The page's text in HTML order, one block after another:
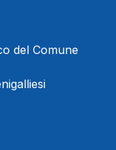
del Comune